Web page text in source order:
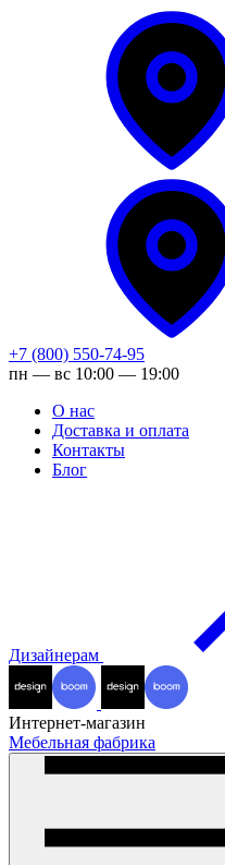
+7 (800) 550-74-95
пн — вс 10:00 — 19:00
О нас
Доставка и оплата
Контакты
Блог
Дизайнерам
Интернет-магазин
Мебельная фабрика